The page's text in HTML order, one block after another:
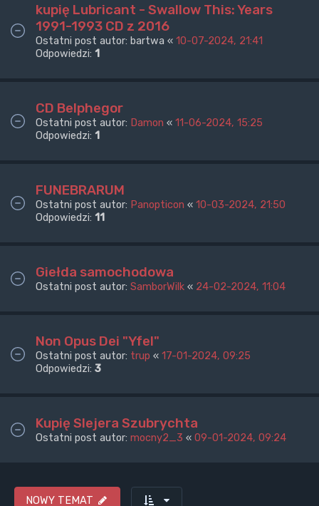
kupię Lubricant - Swallow This: Years
1991-1993 CD z 2016
Ostatni post autor: bartwa « 10-07-2024, 21:41
Odpowiedzi: 1
CD Belphegor
Ostatni post autor: Damon « 11-06-2024, 15:25
Odpowiedzi: 1
FUNEBRARUM
Ostatni post autor: Panopticon « 10-03-2024, 21:50
Odpowiedzi: 11
Giełda samochodowa
Ostatni post autor: SamborWilk « 24-02-2024, 11:04
Non Opus Dei "Yfel"
Ostatni post autor: trup « 17-01-2024, 09:25
Odpowiedzi: 3
Kupię Slejera Szubrychta
Ostatni post autor: mocny2_3 « 09-01-2024, 09:24
NOWY TEMAT